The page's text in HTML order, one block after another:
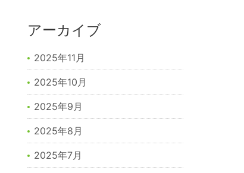
アーカイブ
2025年11月
2025年10月
2025年9月
2025年8月
2025年7月